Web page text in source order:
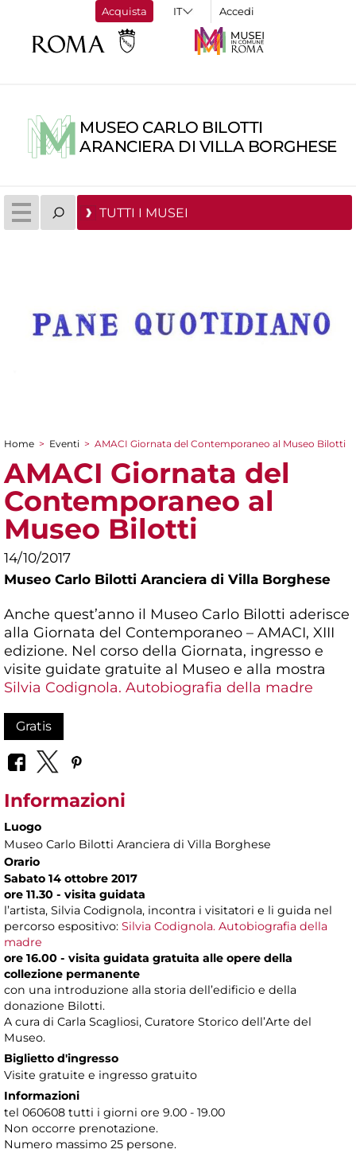
Acquista Accedi
MUSEO CARLO BILOTTI
ARANCIERA DI VILLA BORGHESE
TUTTI I MUSEI
Tu sei qui
Home > Eventi > AMACI Giornata del Contemporaneo al Museo Bilotti
AMACI Giornata del
Contemporaneo al
Museo Bilotti
14/10/2017
Museo Carlo Bilotti Aranciera di Villa Borghese
Anche quest’anno il Museo Carlo Bilotti aderisce
alla Giornata del Contemporaneo – AMACI, XIII
edizione. Nel corso della Giornata, ingresso e
visite guidate gratuite al Museo e alla mostra
Silvia Codignola. Autobiografia della madre
Gratis
Informazioni
Luogo
Museo Carlo Bilotti Aranciera di Villa Borghese
Orario
Sabato 14 ottobre 2017
ore 11.30 - visita guidata
l’artista, Silvia Codignola, incontra i visitatori e li guida nel
percorso espositivo: Silvia Codignola. Autobiografia della
madre
ore 16.00 - visita guidata gratuita alle opere della
collezione permanente
con una introduzione alla storia dell’edificio e della
donazione Bilotti.
A cura di Carla Scagliosi, Curatore Storico dell’Arte del
Museo.
Biglietto d'ingresso
Visite gratuite e ingresso gratuito
Informazioni
tel 060608 tutti i giorni ore 9.00 - 19.00
Non occorre prenotazione.
Numero massimo 25 persone.